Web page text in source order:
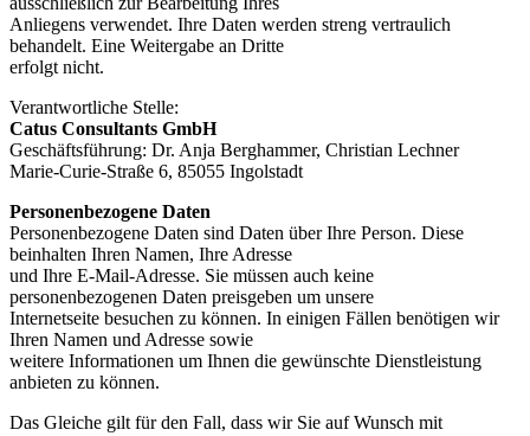
Anliegens verwendet. Ihre Daten werden streng vertraulich
behandelt. Eine Weitergabe an Dritte
erfolgt nicht.
Verantwortliche Stelle:
Catus Consultants GmbH
Geschäftsführung: Dr. Anja Berghammer, Christian Lechner
Marie-Curie-Straße 6, 85055 Ingolstadt
Personenbezogene Daten
Personenbezogene Daten sind Daten über Ihre Person. Diese
beinhalten Ihren Namen, Ihre Adresse
und Ihre E-Mail-Adresse. Sie müssen auch keine
personenbezogenen Daten preisgeben um unsere
Internetseite besuchen zu können. In einigen Fällen benötigen wir
Ihren Namen und Adresse sowie
weitere Informationen um Ihnen die gewünschte Dienstleistung
anbieten zu können.
Das Gleiche gilt für den Fall, dass wir Sie auf Wunsch mit